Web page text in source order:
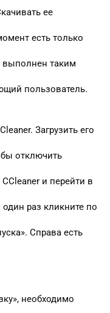
ее
есть только
выполнен таким
пользователь.
Загрузить его
отключить
и перейти в
один раз кликните по
Справа есть
необходимо